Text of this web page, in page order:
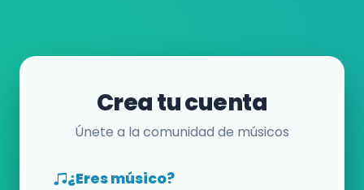
Crea tu cuenta
Únete a la comunidad de músicos
¿Eres músico?